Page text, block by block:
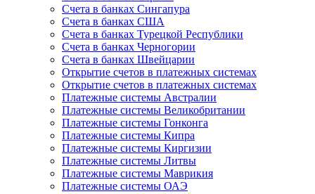
Счета в банках Сингапура
Счета в банках США
Счета в банках Турецкой Республики
Счета в банках Черногории
Счета в банках Швейцарии
Открытие счетов в платежных системах
Открытие счетов в платежных системах
Платежные системы Австралии
Платежные системы Великобритании
Платежные системы Гонконга
Платежные системы Кипра
Платежные системы Киргизии
Платежные системы Литвы
Платежные системы Маврикия
Платежные системы ОАЭ